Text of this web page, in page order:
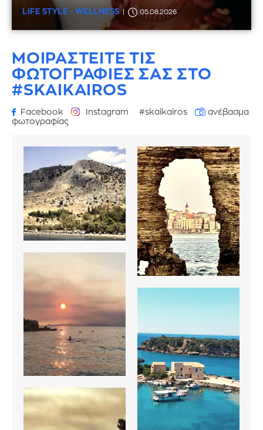
LIFE STYLE - WELLNESS 05.08.2026
ΜΟΙΡΑΣΤΕΙΤΕ ΤΙΣ
ΦΩΤΟΓΡΑΦΙΕΣ ΣΑΣ ΣΤΟ
#SKAIKAIROS
Facebook Instagram #skaikairos
ανέβασμα
φωτογραφίας